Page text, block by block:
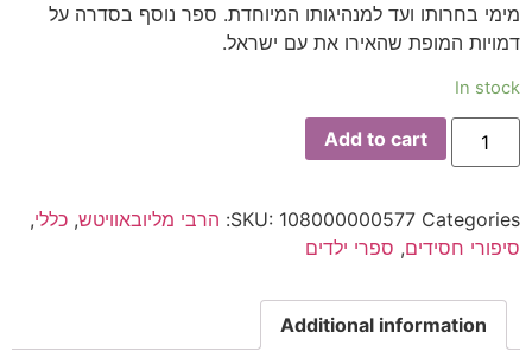
מימי בחרותו ועד למנהיגותו המיוחדת. ספר נוסף בסדרה על
דמויות המופת שהאירו את עם ישראל.
In stock
Add to cart
SKU: 108000000577 Categories: הרבי מליובאוויטש, כללי,
סיפורי חסידים, ספרי ילדים
Additional information